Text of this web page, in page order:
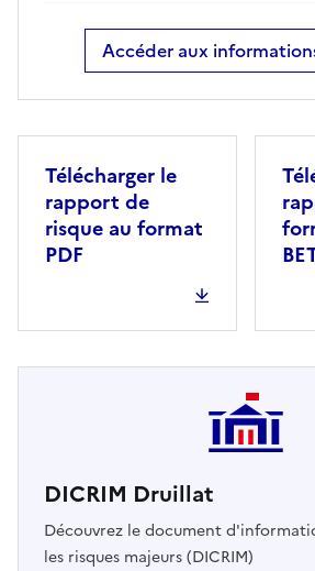
Accéder aux
Télécharger le
rapport de
risque au format
PDF
DICRIM Druillat
Découvrez le document
les risques majeurs (DICRIM)